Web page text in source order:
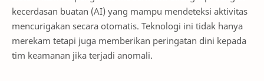
kecerdasan buatan (AI) yang mampu mendeteksi aktivitas
mencurigakan secara otomatis. Teknologi ini tidak hanya
merekam tetapi juga memberikan peringatan dini kepada
tim keamanan jika terjadi anomali.